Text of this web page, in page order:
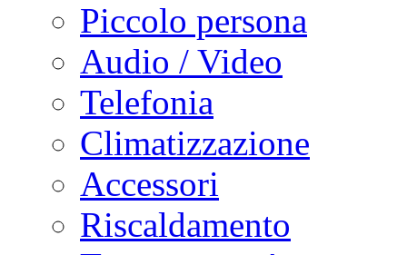
Piccolo persona
Audio / Video
Telefonia
Climatizzazione
Accessori
Riscaldamento